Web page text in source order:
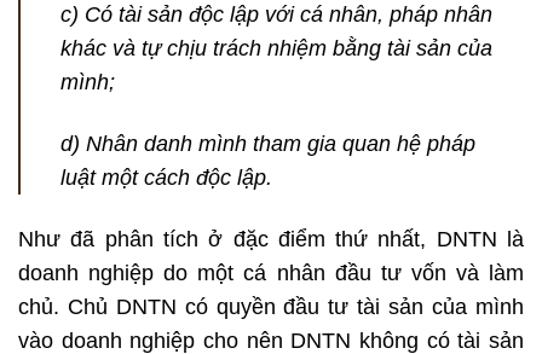
c) Có tài sản độc lập với cá nhân, pháp nhân
khác và tự chịu trách nhiệm bằng tài sản của
mình;
d) Nhân danh mình tham gia quan hệ pháp
luật một cách độc lập.
Như đã phân tích ở đặc điểm thứ nhất, DNTN là
doanh nghiệp do một cá nhân đầu tư vốn và làm
chủ. Chủ DNTN có quyền đầu tư tài sản của mình
vào doanh nghiệp cho nên DNTN không có tài sản